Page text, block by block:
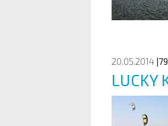
20.05.2014
LUCKY